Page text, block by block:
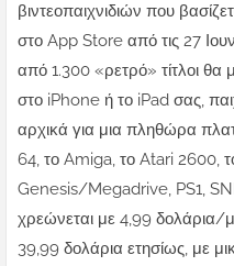
βιντεοπαιχνιδιών που
στο App Store από τις 27
από 1.300 «ρετρό» τίτλοι
στο iPhone ή το iPad σας,
αρχικά για μια πληθώρα
64, το Amiga, το Atari 2600,
Genesis/Megadrive, PS1,
χρεώνεται με 4,99 δολάρια/
39,99 δολάρια ετησίως, με